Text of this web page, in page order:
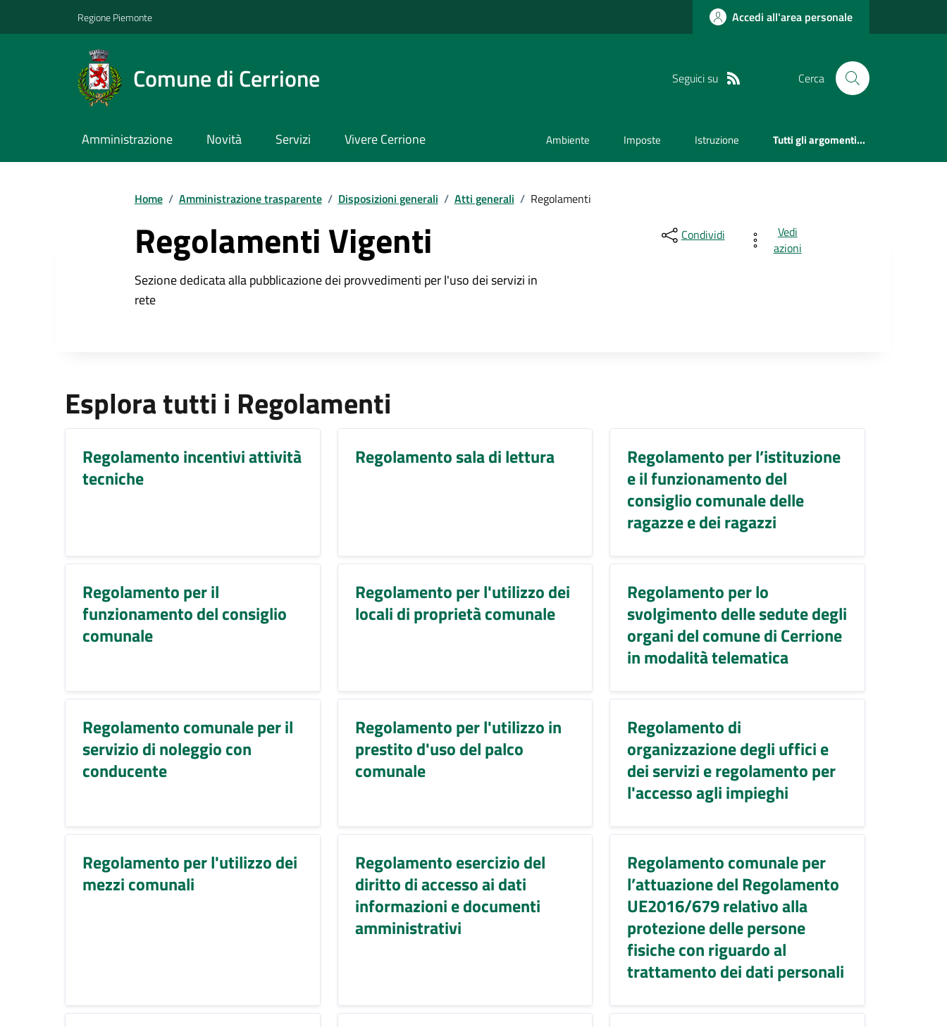
Regione Piemonte Accedi all'area personale
Comune di Cerrione Seguici su Cerca
Amministrazione Novità Servizi Vivere Cerrione Ambiente Imposte Istruzione Tutti gli argomenti...
Home / Amministrazione trasparente / Disposizioni generali / Atti generali / Regolamenti
Regolamenti Vigenti
Sezione dedicata alla pubblicazione dei provvedimenti per l'uso dei servizi in
rete
Condividi
Vedi
azioni
Esplora tutti i Regolamenti
Regolamento incentivi attività
tecniche
Regolamento sala di lettura
Regolamento per l’istituzione
e il funzionamento del
consiglio comunale delle
ragazze e dei ragazzi
Regolamento per il
funzionamento del consiglio
comunale
Regolamento per l'utilizzo dei
locali di proprietà comunale
Regolamento per lo
svolgimento delle sedute degli
organi del comune di Cerrione
in modalità telematica
Regolamento comunale per il
servizio di noleggio con
conducente
Regolamento per l'utilizzo in
prestito d'uso del palco
comunale
Regolamento di
organizzazione degli uffici e
dei servizi e regolamento per
l'accesso agli impieghi
Regolamento per l'utilizzo dei
mezzi comunali
Regolamento esercizio del
diritto di accesso ai dati
informazioni e documenti
amministrativi
Regolamento comunale per
l’attuazione del Regolamento
UE2016/679 relativo alla
protezione delle persone
fisiche con riguardo al
trattamento dei dati personali